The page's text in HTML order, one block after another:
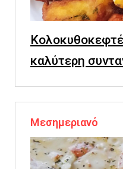
καλύτερη
Μεσημεριανό